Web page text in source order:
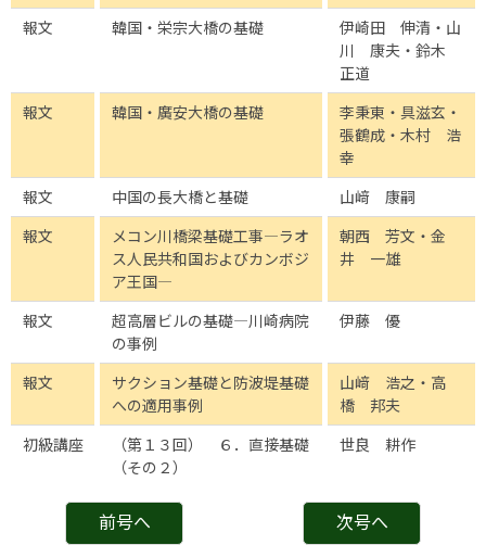
報文 韓国・栄宗大橋の基礎
伊崎田 伸清・山
川 康夫・鈴木
正道
報文
韓国・廣安大橋の基礎
李秉東・具滋玄・
張鶴成・木村 浩
幸
報文
中国の長大橋と基礎
山﨑 康嗣
報文
メコン川橋梁基礎工事―ラオ
ス人民共和国およびカンボジ
ア王国―
朝西 芳文・金
井 一雄
報文
超高層ビルの基礎―川崎病院
の事例
伊藤 優
報文
サクション基礎と防波堤基礎
への適用事例
山﨑 浩之・高
橋 邦夫
初級講座
（第１３回） ６．直接基礎
（その２）
世良 耕作
前号へ 次号へ